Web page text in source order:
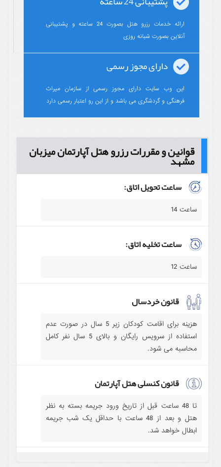
ارائه خدمات رزرو هتل بصورت 24 ساعته و پشتیبانی
آنلاین بصورت شبانه روزی
دارای مجوز رسمی
این وب سایت دارای مجوز رسمی از سازمان میراث
فرهنگی و گردشگری می باشد و از این رو اعتبار رسمی دارد
قوانین و مقررات رزرو هتل آپارتمان میزبان
مشهد
ساعت تحویل اتاق:
ساعت 14
ساعت تخلیه اتاق:
ساعت 12
قانون خردسال
هزینه برای اقامت کودکان زیر 5 سال در صورت عدم
استفاده از سرویس رایگان و بالای 5 سال نفر کامل
محاسبه می شود.
قانون کنسلی هتل آپارتمان
تا 48 ساعت قبل از تاریخ ورود جریمه بسته به نظر
هتل و بعد از 48 ساعت با حداقل یک شب جریمه
ابطال خواهد شد.